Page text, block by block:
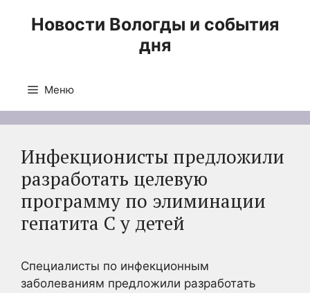
Новости Вологды и события
дня
Меню
Инфекционисты предложили
разработать целевую
программу по элиминации
гепатита С у детей
Специалисты по инфекционным
заболеваниям предложили разработать